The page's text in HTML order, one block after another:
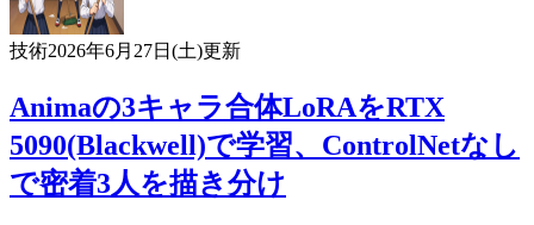
技術2026年6月27日(土)更新
Animaの3キャラ合体LoRAをRTX
5090(Blackwell)で学習、ControlNetなし
で密着3人を描き分け